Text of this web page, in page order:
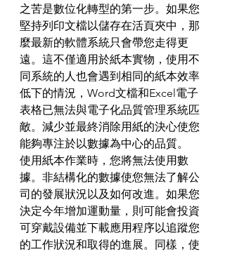
之苦是數位化轉型的第一步。如果您
堅持列印文檔以儲存在活頁夾中，那
麼最新的軟體系統只會帶您走得更
遠。這不僅適用於紙本實物，使用不
同系統的人也會遇到相同的紙本效率
低下的情況，Word文檔和Excel電子
表格已無法與電子化品質管理系統匹
敵。減少並最終消除用紙的決心使您
能夠專注於以數據為中心的品質。
使用紙本作業時，您將無法使用數
據。非結構化的數據使您無法了解公
司的發展狀況以及如何改進。如果您
決定今年增加運動量，則可能會投資
可穿戴設備並下載應用程序以追蹤您
的工作狀況和取得的進展。同樣，使